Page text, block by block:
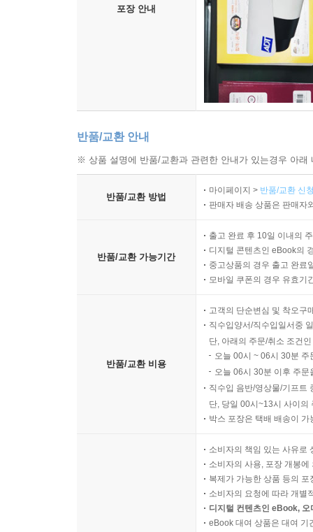
포장 안내
반품/교환 안내
※ 상품 설명에 반품/교환과 관련한 안내가 있는경우 아
반품/교환 방법
마이페이지 > 반품/교환 신
판매자 배송 상품은 판매자
반품/교환 가능기간
출고 완료 후 10일 이내의
디지털 콘텐츠인 eBook의
중고상품의 경우 출고 완료
모바일 쿠폰의 경우 유효기
반품/교환 비용
고객의 단순변심 및 착오구
직수입양서/직수입일서중
단, 아래의 주문/취소 조건
오늘 00시 ~ 06시 30분
오늘 06시 30분 이후 주
직수입 음반/영상물/기프트
단, 당일 00시~13시 사이의
박스 포장은 택배 배송이
소비자의 책임 있는 사유로
소비자의 사용, 포장 개봉
복제가 가능한 상품 등의
소비자의 요청에 따라 개별
디지털 컨텐츠인 eBook,
eBook 대여 상품은 대여 기